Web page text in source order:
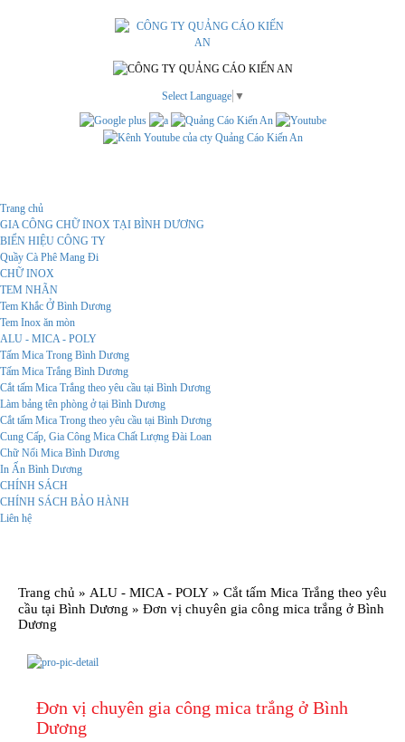
Select Language ▼
Trang chủ
GIA CÔNG CHỮ INOX TẠI BÌNH DƯƠNG
BIỂN HIỆU CÔNG TY
Quầy Cà Phê Mang Đi
CHỮ INOX
TEM NHÃN
Tem Khắc Ở Bình Dương
Tem Inox ăn mòn
ALU - MICA - POLY
Tấm Mica Trong Bình Dương
Tấm Mica Trắng Bình Dương
Cắt tấm Mica Trắng theo yêu cầu tại Bình Dương
Làm bảng tên phòng ở tại Bình Dương
Cắt tấm Mica Trong theo yêu cầu tại Bình Dương
Cung Cấp, Gia Công Mica Chất Lượng Đài Loan
Chữ Nổi Mica Bình Dương
In Ấn Bình Dương
CHÍNH SÁCH
CHÍNH SÁCH BẢO HÀNH
Liên hệ
Trang chủ » ALU - MICA - POLY » Cắt tấm Mica Trắng theo yêu
cầu tại Bình Dương » Đơn vị chuyên gia công mica trắng ở Bình
Dương
Đơn vị chuyên gia công mica trắng ở Bình
Dương